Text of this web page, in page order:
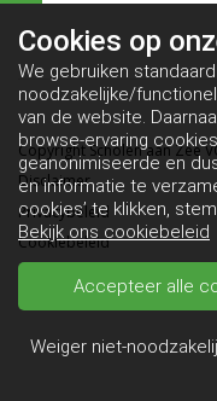
Copyright Scholen aan Zee
Disclaimer
Privacybeleid
Cookiebeleid
Cookies op
We gebruiken
noodzakelijke/
van de website.
browse-ervaring
geanonimiseerde en
en informatie te
cookies’ te klikken,
Bekijk ons cookiebeleid
Accepteer alle
Weiger niet-